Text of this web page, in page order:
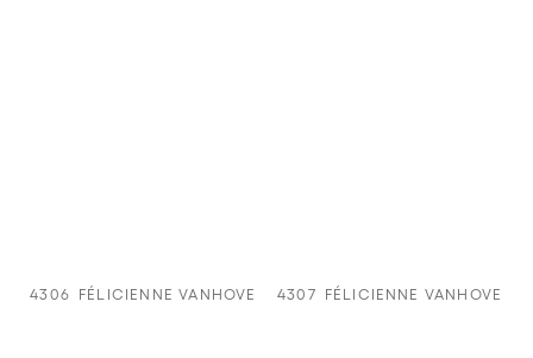
4306 FÉLICIENNE VANHOVE 4307 FÉLICIENNE VANHOVE